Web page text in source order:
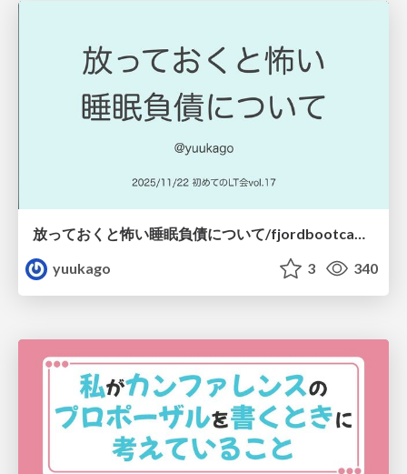
放っておくと怖い睡眠負債について/fjordbootcamp-251122
yuukago
3 340